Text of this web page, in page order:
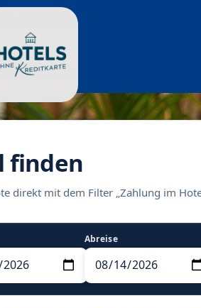
finden
direkt mit dem Filter „Zahlung im
Abreise